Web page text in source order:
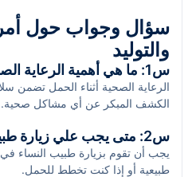
سؤال وجواب حول
والتوليد
س1: ما هي أهمية الرعاية الصحية أثناء الحمل؟
الرعاية الصحية أثناء الحمل تضمن
الكشف المبكر عن أي مشاكل صحية.
س2: متى يجب علي زيارة طبيب النساء؟
يجب أن تقوم بزيارة طبيب النساء
طبيعية أو إذا كنت تخطط للحمل.